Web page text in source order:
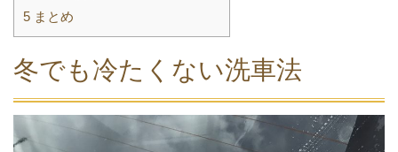
5 まとめ
冬でも冷たくない洗車法